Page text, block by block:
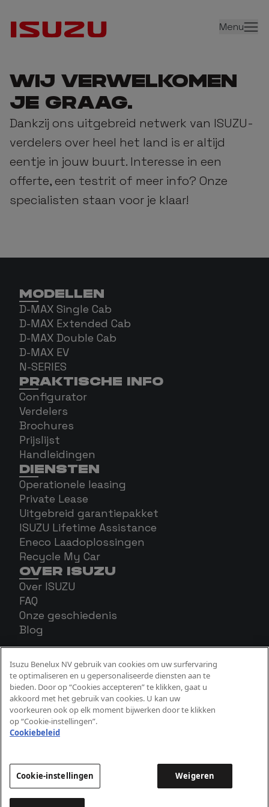
Menu
WIJ VERWELKOMEN
JE GRAAG.
Dankzij ons uitgebreid netwerk van ISUZU-
verdelers over heel het land is er altijd
eentje in jouw buurt. Interesse in een
offerte, een testrit of meer info? Onze
specialisten staan voor je klaar!
MODELLEN
D-MAX Single Cab
D-MAX Extended Cab
D-MAX Double Cab
D-MAX EV
N-SERIES
PRAKTISCHE INFO
Configurator
Verdelers
Brochures
Prijslijst
Handleidingen
DIENSTEN
Operationele leasing
Private Lease
Uitgebreid garantiepakket
ISUZU Lifetime Assistance
Eneco Laadoplossingen
Recycle My Car
OVER ISUZU
Over ISUZU
FAQ
Onze geschiedenis
Blog
Cookie BeleidPrivacy Beleid Wettelijke aspecten
Isuzu Benelux NV gebruik van cookies om uw surfervaring
te optimaliseren en u gepersonaliseerde diensten aan te
bieden. Door op “Cookies accepteren” te klikken, gaat u
akkoord met het gebruik van cookies. U kan uw
voorkeuren ook op elk moment bijwerken door te klikken
op “Cookie-instellingen”.
Cookiebeleid
Cookie-instellingen Weigeren